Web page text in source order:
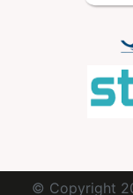
© Copyright